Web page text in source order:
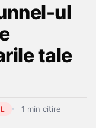
ul
tale
1 min citire